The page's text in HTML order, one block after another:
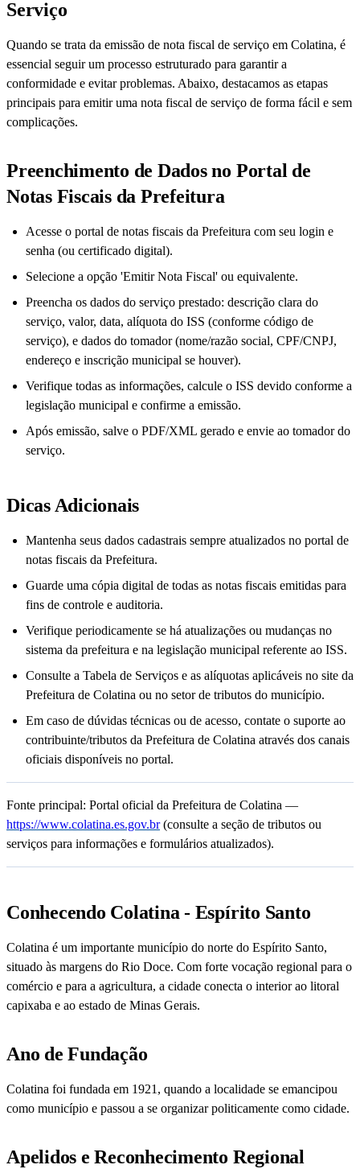
Serviço
Quando se trata da emissão de nota fiscal de serviço em Colatina, é
essencial seguir um processo estruturado para garantir a
conformidade e evitar problemas. Abaixo, destacamos as etapas
principais para emitir uma nota fiscal de serviço de forma fácil e sem
complicações.
Preenchimento de Dados no Portal de
Notas Fiscais da Prefeitura
Acesse o portal de notas fiscais da Prefeitura com seu login e
senha (ou certificado digital).
Selecione a opção 'Emitir Nota Fiscal' ou equivalente.
Preencha os dados do serviço prestado: descrição clara do
serviço, valor, data, alíquota do ISS (conforme código de
serviço), e dados do tomador (nome/razão social, CPF/CNPJ,
endereço e inscrição municipal se houver).
Verifique todas as informações, calcule o ISS devido conforme a
legislação municipal e confirme a emissão.
Após emissão, salve o PDF/XML gerado e envie ao tomador do
serviço.
Dicas Adicionais
Mantenha seus dados cadastrais sempre atualizados no portal de
notas fiscais da Prefeitura.
Guarde uma cópia digital de todas as notas fiscais emitidas para
fins de controle e auditoria.
Verifique periodicamente se há atualizações ou mudanças no
sistema da prefeitura e na legislação municipal referente ao ISS.
Consulte a Tabela de Serviços e as alíquotas aplicáveis no site da
Prefeitura de Colatina ou no setor de tributos do município.
Em caso de dúvidas técnicas ou de acesso, contate o suporte ao
contribuinte/tributos da Prefeitura de Colatina através dos canais
oficiais disponíveis no portal.
Fonte principal: Portal oficial da Prefeitura de Colatina —
https://www.colatina.es.gov.br(consulte a seção de tributos ou
serviços para informações e formulários atualizados).
Conhecendo Colatina - Espírito Santo
Colatina é um importante município do norte do Espírito Santo,
situado às margens do Rio Doce. Com forte vocação regional para o
comércio e para a agricultura, a cidade conecta o interior ao litoral
capixaba e ao estado de Minas Gerais.
Ano de Fundação
Colatina foi fundada em 1921, quando a localidade se emancipou
como município e passou a se organizar politicamente como cidade.
Apelidos e Reconhecimento Regional